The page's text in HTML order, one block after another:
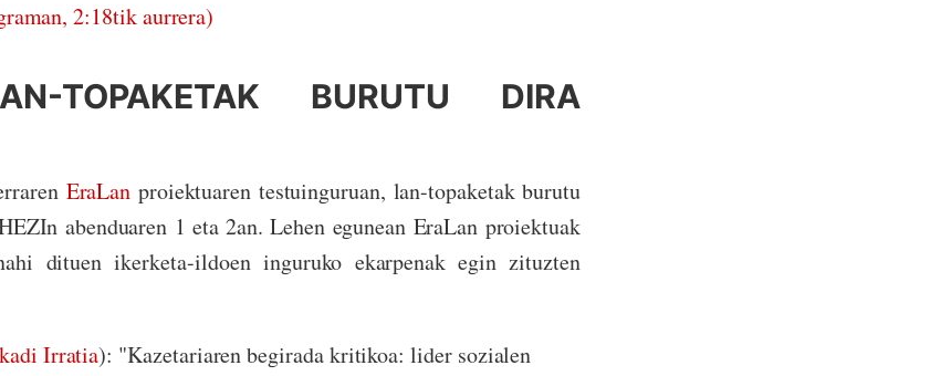
2:18tik aurrera)
TOPAKETAK BURUTU DIRA
EraLan proiektuaren testuinguruan, lan-topaketak burutu
abenduaren 1 eta 2an. Lehen egunean EraLan proiektuak
dituen ikerketa-ildoen inguruko ekarpenak egin zituzten
Irratia): "Kazetariaren begirada kritikoa: lider sozialen